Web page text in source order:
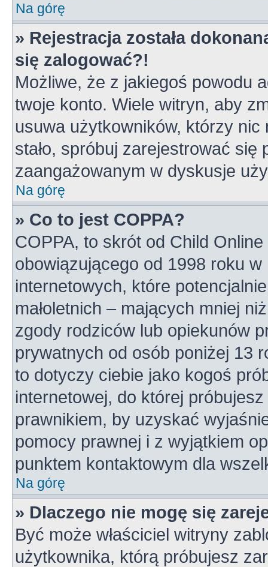
Na górę
» Rejestracja została
się zalogować?!
Możliwe, że z jakiegoś powodu
twoje konto. Wiele witryn, aby
usuwa użytkowników, którzy
stało, spróbuj zarejestrować
zaangażowanym w dyskusje
Na górę
» Co to jest COPPA?
COPPA, to skrót od Child
obowiązującego od 1998 roku w
internetowych, które
małoletnich – mających mniej
zgody rodziców lub opiekunów
prywatnych od osób poniżej 13
to dotyczy ciebie jako kogoś
internetowej, do której
prawnikiem, by uzyskać
pomocy prawnej i z wyjątkiem
punktem kontaktowym dla
Na górę
» Dlaczego nie mogę się
Być może właściciel witryny
użytkownika, którą próbujesz